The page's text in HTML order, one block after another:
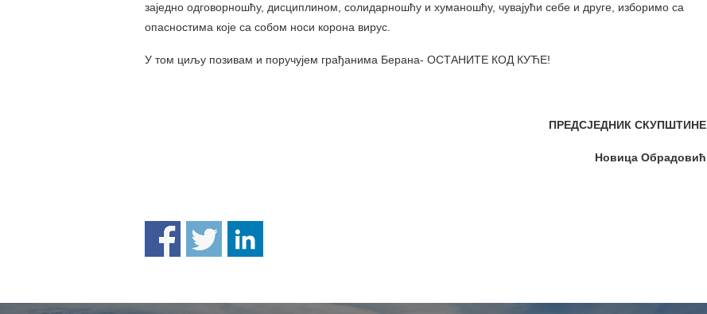
заједно одговорношћу, дисциплином, солидарношћу и хуманошћу, чувајући себе и друге, изборимо са
опасностима које са собом носи корона вирус.
У том циљу позивам и поручујем грађанима Берана- ОСТАНИТЕ КОД КУЋЕ!
ПРЕДСЈЕДНИК СКУПШТИНЕ
Новица Обрадовић